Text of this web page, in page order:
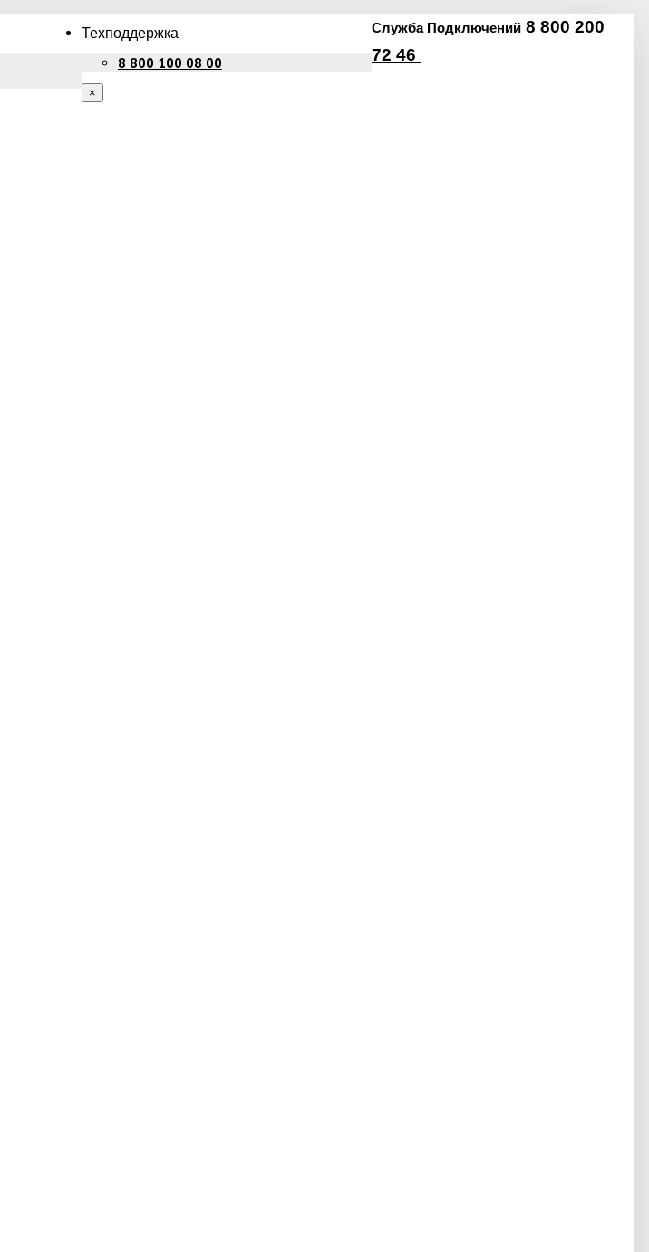
Техподдержка
8 800 100 08 00
Служба Подключений 8 800 200
72 46
×